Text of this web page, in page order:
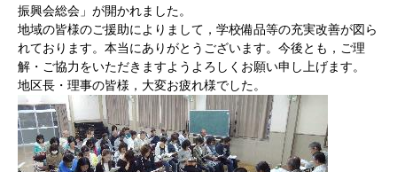
振興会総会」が開かれました。
地域の皆様のご援助によりまして，学校備品等の充実改善が図ら
れております。本当にありがとうございます。今後とも，ご理
解・ご協力をいただきますようよろしくお願い申し上げます。
地区長・理事の皆様，大変お疲れ様でした。